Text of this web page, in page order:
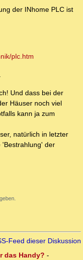
der INhome PLC ist
plc.htm
Und dass bei der
Häuser noch viel
kann ja zum
natürlich in letzter
'Bestrahlung' der
Feed dieser Diskussion
das Handy? -